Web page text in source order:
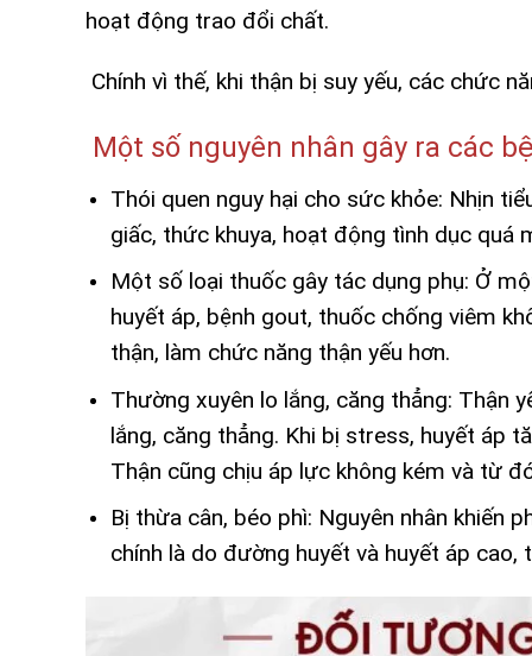
hoạt động trao đổi chất.
Chính vì thế, khi thận bị suy yếu, các chức
Một số nguyên nhân gây ra các
Thói quen nguy hại cho sức khỏe: Nhịn
giấc, thức khuya, hoạt động tình dục quá
Một số loại thuốc gây tác dụng phụ: Ở
huyết áp, bệnh gout, thuốc chống viêm
thận, làm chức năng thận yếu hơn.
Thường xuyên lo lắng, căng thẳng: Thận
lắng, căng thẳng. Khi bị stress, huyết áp
Thận cũng chịu áp lực không kém và từ
Bị thừa cân, béo phì: Nguyên nhân khiến
chính là do đường huyết và huyết áp